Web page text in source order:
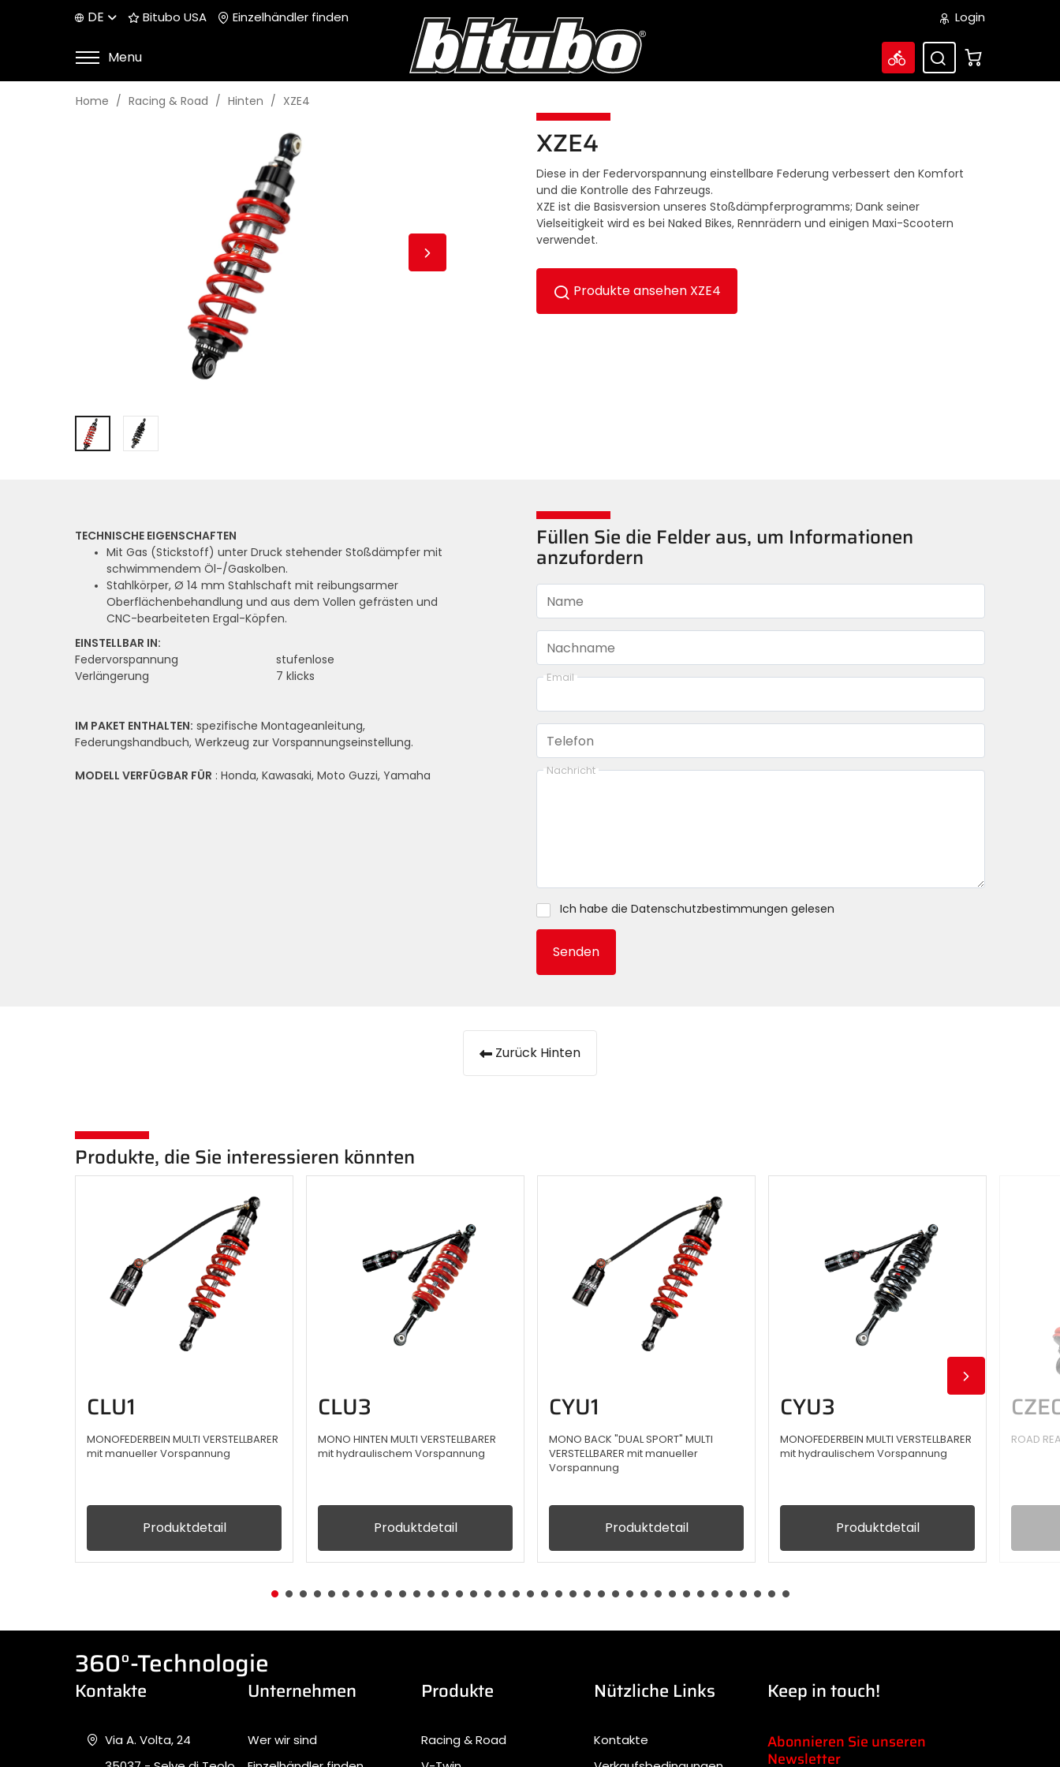
DE Bitubo USA Einzelhändler finden Login
Menu
Home Racing & Road Hinten XZE4
XZE4
Diese in der Federvorspannung einstellbare Federung verbessert den Komfort
und die Kontrolle des Fahrzeugs.
XZE ist die Basisversion unseres Stoßdämpferprogramms; Dank seiner
Vielseitigkeit wird es bei Naked Bikes, Rennrädern und einigen Maxi-Scootern
verwendet.
Produkte ansehen XZE4
TECHNISCHE EIGENSCHAFTEN
Mit Gas (Stickstoff) unter Druck stehender Stoßdämpfer mit
schwimmendem Öl-/Gaskolben.
Stahlkörper, Ø 14 mm Stahlschaft mit reibungsarmer
Oberflächenbehandlung und aus dem Vollen gefrästen und
CNC-bearbeiteten Ergal-Köpfen.
EINSTELLBAR IN:
Federvorspannung
stufenlose
Verlängerung
7 klicks
IM PAKET ENTHALTEN: spezifische Montageanleitung,
Federungshandbuch, Werkzeug zur Vorspannungseinstellung.
MODELL VERFÜGBAR FÜR : Honda, Kawasaki, Moto Guzzi, Yamaha
Füllen Sie die Felder aus, um Informationen
anzufordern
Name
Nachname
Email
Telefon
Nachricht
Ich habe die Datenschutzbestimmungen gelesen
Senden
Zurück Hinten
Produkte, die Sie interessieren könnten
CLU1
MONOFEDERBEIN MULTI VERSTELLBARER
mit manueller Vorspannung
Produktdetail
CLU3
MONO HINTEN MULTI VERSTELLBARER
mit hydraulischem Vorspannung
Produktdetail
CYU1
MONO BACK "DUAL SPORT" MULTI
VERSTELLBARER mit manueller
Vorspannung
Produktdetail
CYU3
MONOFEDERBEIN MULTI VERSTELLBARER
mit hydraulischem Vorspannung
Produktdetail
ROAD
360°-Technologie
Kontakte
Via A. Volta, 24
Unternehmen
Wer wir sind
Produkte
Racing & Road
Nützliche Links
Kontakte
Keep in touch!
Abonnieren Sie unseren
Newsletter